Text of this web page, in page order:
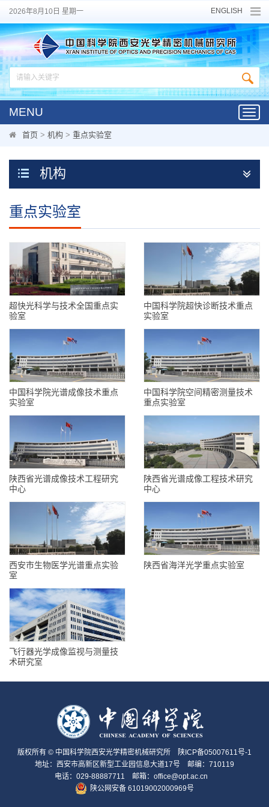
2026年8月10日 星期一 ENGLISH
MENU
首页 > 机构 > 重点实验室
机构
重点实验室
超快光科学与技术全国重点实
验室
中国科学院超快诊断技术重点
实验室
中国科学院光谱成像技术重点
实验室
中国科学院空间精密测量技术
重点实验室
陕西省光谱成像技术工程研究
中心
陕西省光谱成像工程技术研究
中心
西安市生物医学光谱重点实验
室
陕西省海洋光学重点实验室
飞行器光学成像监视与测量技
术研究室
版权所有 © 中国科学院西安光学精密机械研究所
陕ICP备05007611号-1
地址：西安市高新区新型工业园信息大道17号 邮编：710119
电话：029-88887711 邮箱：office@opt.ac.cn
陕公网安备 61019002000969号